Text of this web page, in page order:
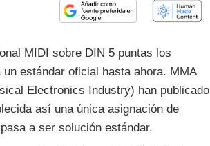
MIDI sobre DIN 5 puntas los
estándar oficial hasta ahora. MMA
Electronics Industry) han publicado
así una única asignación de
a ser solución estándar.